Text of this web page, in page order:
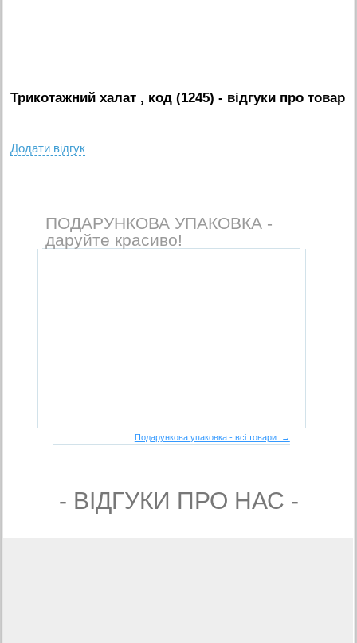
Трикотажний халат , код (1245) - вiдгуки про товар
Додати вiдгук
ПОДАРУНКОВА УПАКОВКА -
даруйте красиво!
Подарункова упаковка - всі товари →
- ВIДГУКИ ПРО НАС -